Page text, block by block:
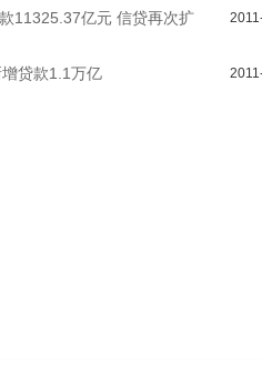
11325.37亿元 信贷再次扩
贷款1.1万亿